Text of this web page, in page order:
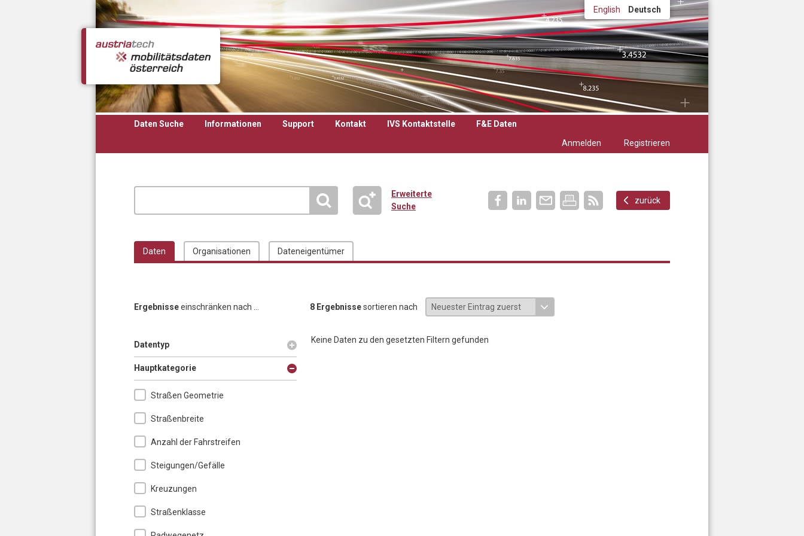
English Deutsch
Daten Suche Informationen Support Kontakt IVS Kontaktstelle
F&E Daten
Anmelden
Registrieren
Erweiterte
Suche
zurück
Daten Organisationen Dateneigentümer
Ergebnisseeinschränken nach ... 8 Ergebnissesortieren nach
Anzeigen
Datentyp
Ausblenden
Hauptkategorie
Straßen Geometrie
Straßenbreite
Anzahl der Fahrstreifen
Steigungen/Gefälle
Kreuzungen
Straßenklasse
Keine Daten zu den gesetzten Filtern gefunden